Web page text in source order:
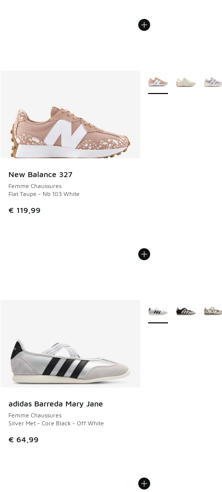
New Balance 327
Femme Chaussures
Flat Taupe - Nb 103 White
€ 119,99
Plus de couleurs
adidas Barreda Mary Jane
Femme Chaussures
Silver Met - Core Black - Off White
€ 64,99
Plus de couleurs